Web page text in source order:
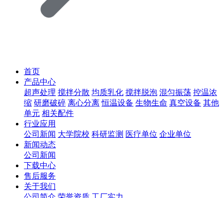
首页
产品中心
超声处理 搅拌分散 均质乳化 搅拌脱泡 混匀振荡 控温浓
缩 研磨破碎 离心分离 恒温设备 生物生命 真空设备 其他
单元 相关配件
行业应用
公司新闻 大学院校 科研监测 医疗单位 企业单位
新闻动态
公司新闻
下载中心
售后服务
关于我们